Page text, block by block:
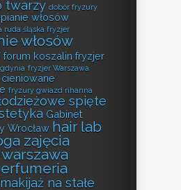
twarzy dobór fryzury
włosów
ruda śląska fryzjer
włosów
forum koszalin fryzjer
fryzjer Warszawa
fryzury gwiazd rihanna
spięte
Gabinet
Wrocław hair lab
zajęcia
makijaż na stałe